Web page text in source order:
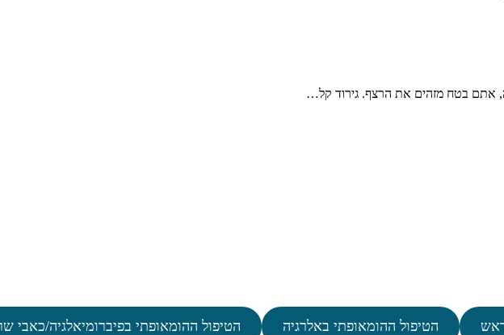
אתם בטח מזהים את הרצף. גירוד קל…
הטיפול ההומאופתי באלרגיה הטיפול ההומאופתי בפיברומיאלגיה/כאבי